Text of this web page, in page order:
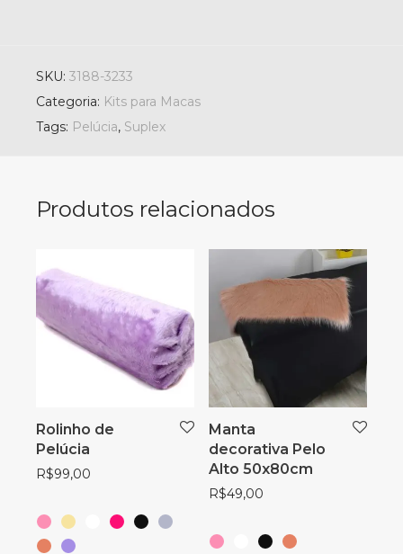
SKU: 3188-3233
Categoria: Kits para Macas
Tags: Pelúcia, Suplex
Produtos relacionados
Rolinho de
Pelúcia
R$99,00
Manta
decorativa Pelo
Alto 50x80cm
R$49,00